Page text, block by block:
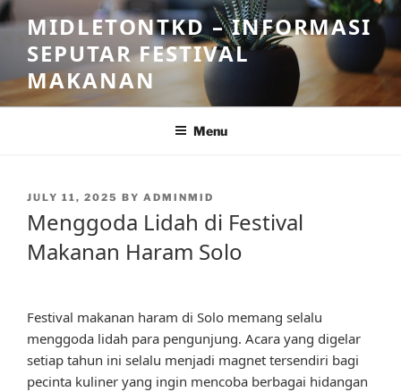
Skip
to
content
MIDLETONTKD – INFORMASI
SEPUTAR FESTIVAL
MAKANAN
Menu
POSTED
JULY 11, 2025 BY ADMINMID
Menggoda Lidah di Festival
Makanan Haram Solo
Festival makanan haram di Solo memang selalu
menggoda lidah para pengunjung. Acara yang digelar
setiap tahun ini selalu menjadi magnet tersendiri bagi
pecinta kuliner yang ingin mencoba berbagai hidangan